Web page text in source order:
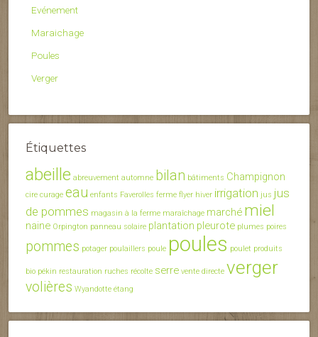
Evénement
Maraichage
Poules
Verger
Étiquettes
abeille abreuvement automne bilan bâtiments Champignon
cire curage eau enfants Faverolles ferme flyer hiver irrigation jus jus
de pommes magasin à la ferme maraîchage marché miel
naine Orpington panneau solaire plantation pleurote plumes poires
pommes potager poulaillers poule poules poulet produits
bio pékin restauration ruches récolte serre vente directe verger
volières Wyandotte étang